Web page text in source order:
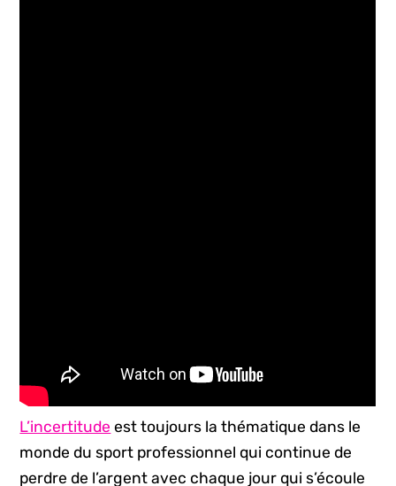
L’incertitude est toujours la thématique dans le
monde du sport professionnel qui continue de
perdre de l’argent avec chaque jour qui s’écoule